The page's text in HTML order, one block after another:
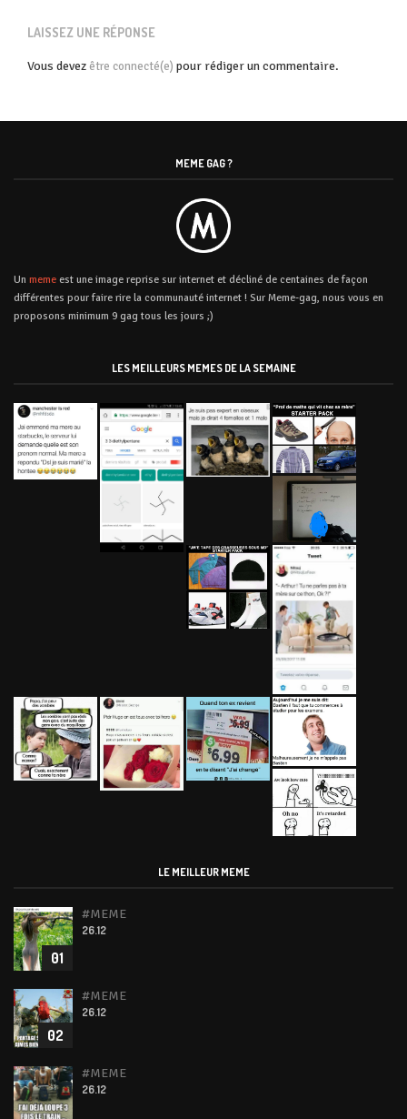
LAISSEZ UNE RÉPONSE
Vous devez être connecté(e) pour rédiger un commentaire.
MEME GAG ?
Un meme est une image reprise sur internet et décliné de centaines de façon
différentes pour faire rire la communauté internet ! Sur Meme-gag, nous vous en
proposons minimum 9 gag tous les jours ;)
LES MEILLEURS MEMES DE LA SEMAINE
LE MEILLEUR MEME
01
#MEME
26.12
02
#MEME
26.12
#MEME
26.12